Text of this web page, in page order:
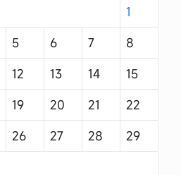
1
5 6 7
8
12 13 14
15
19 20 21
22
26 27 28
29